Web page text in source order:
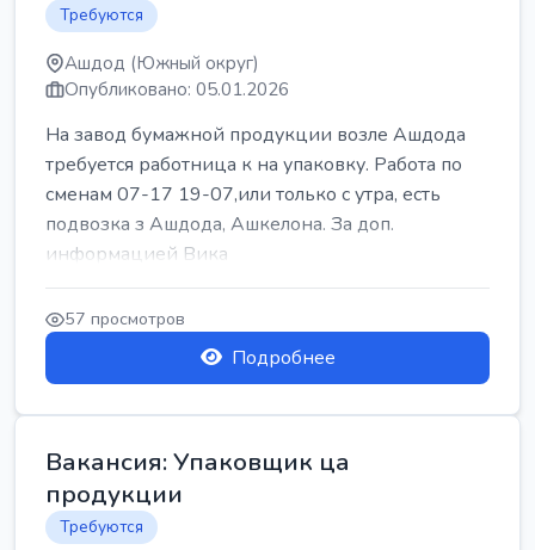
Требуются
Ашдод (Южный округ)
Опубликовано: 05.01.2026
На завод бумажной продукции возле Ашдода
требуется работница к на упаковку. Работа по
сменам 07-17 19-07,или только с утра, есть
подвозка з Ашдода, Ашкелона. За доп.
информацией Вика
57 просмотров
Подробнее
Вакансия: Упаковщик ца
продукции
Требуются